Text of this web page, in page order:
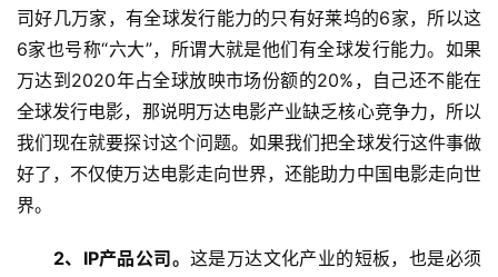
司好几万家，有全球发行能力的只有好莱坞的6家，所以这
6家也号称“六大”，所谓大就是他们有全球发行能力。如果
万达到2020年占全球放映市场份额的20%，自己还不能在
全球发行电影，那说明万达电影产业缺乏核心竞争力，所以
我们现在就要探讨这个问题。如果我们把全球发行这件事做
好了，不仅使万达电影走向世界，还能助力中国电影走向世
界。
2、IP产品公司。 这是万达文化产业的短板，也是必须